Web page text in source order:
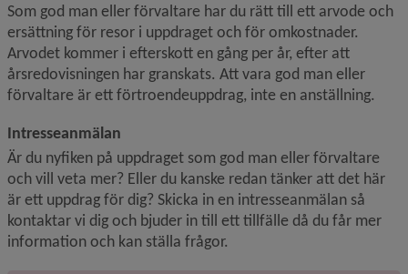
Som god man eller förvaltare har du rätt till ett arvode och
ersättning för resor i uppdraget och för omkostnader.
Arvodet kommer i efterskott en gång per år, efter att
årsredovisningen har granskats. Att vara god man eller
förvaltare är ett förtroendeuppdrag, inte en anställning.
Intresseanmälan
Är du nyfiken på uppdraget som god man eller förvaltare
och vill veta mer? Eller du kanske redan tänker att det här
är ett uppdrag för dig? Skicka in en intresseanmälan så
kontaktar vi dig och bjuder in till ett tillfälle då du får mer
information och kan ställa frågor.